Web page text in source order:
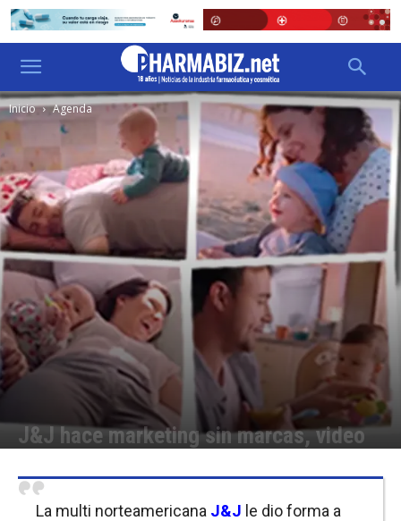
Inicio Agenda
J&J hace marketing sin marcas, video
La multi norteamericana J&J le dio forma a